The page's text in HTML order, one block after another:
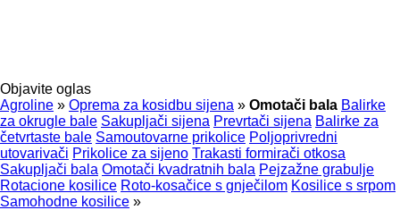
Objavite oglas
Agroline » Oprema za kosidbu sijena » Omotači bala Balirke
za okrugle bale Sakupljači sijena Prevrtači sijena Balirke za
četvrtaste bale Samoutovarne prikolice Poljoprivredni
utovarivači Prikolice za sijeno Trakasti formirači otkosa
Sakupljači bala Omotači kvadratnih bala Pejzažne grabulje
Rotacione kosilice Roto-kosačice s gnječilom Kosilice s srpom
Samohodne kosilice »